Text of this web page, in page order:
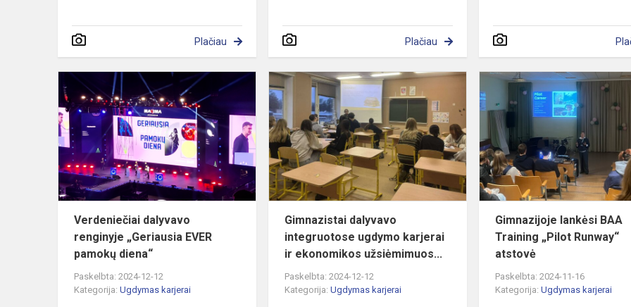
Plačiau Plačiau
Verdeniečiai
dalyvavo
renginyje
„Geriausia
EVER
pamokų
dien...
Verdeniečiai dalyvavo
renginyje „Geriausia EVER
pamokų diena“
Paskelbta: 2024-12-12
Kategorija: Ugdymas karjerai
Gimnazistai
dalyvavo
integruotose
ugdymo
karjerai
ir
ekonom...
Gimnazistai dalyvavo
integruotose ugdymo karjerai
ir ekonomikos užsiėmimuos...
Paskelbta: 2024-12-12
Kategorija:Ugdymas karjerai
Gimnazijoje lankėsi BAA
Training „Pilot Runway“
atstovė
Paskelbta: 2024-11-16
Kategorija:Ugdymas karjerai